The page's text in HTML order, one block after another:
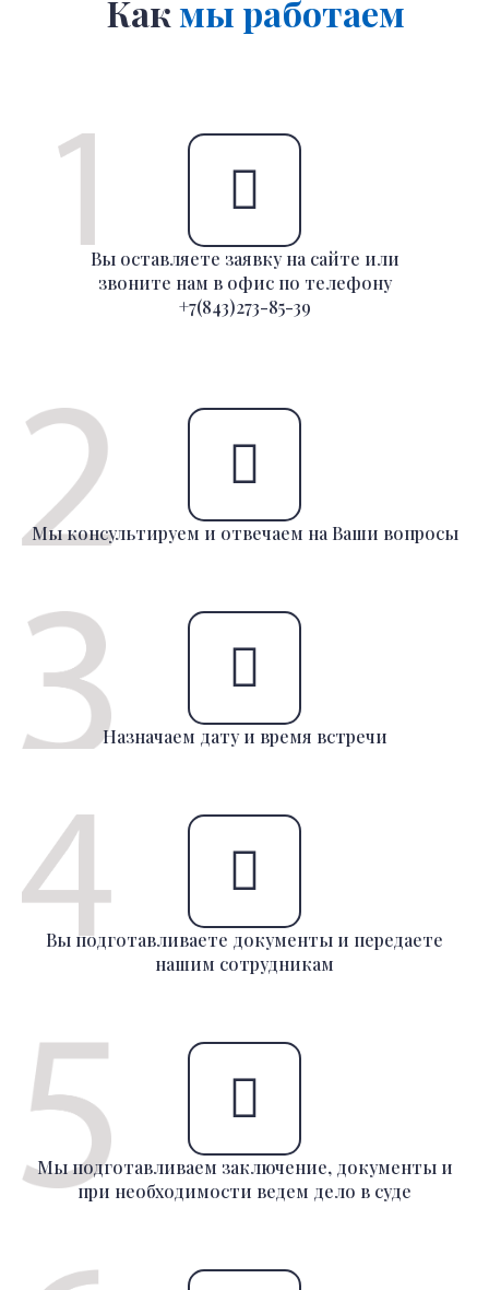
Какмы работаем
Вы оставляете заявку на сайте или
звоните нам в офис по телефону
+7(843)273-85-39
Мы консультируем и отвечаем на Ваши вопросы
Назначаем дату и время встречи
Вы подготавливаете документы и передаете
нашим сотрудникам
Мы подготавливаем заключение, документы и
при необходимости ведем дело в суде